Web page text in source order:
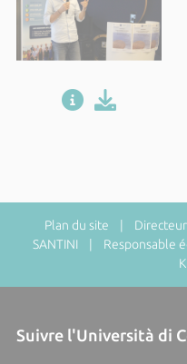
Plan du site | Directeur
SANTINI | Responsable
Suivre l'Università di